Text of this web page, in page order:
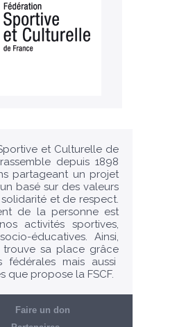
et Culturelle de
depuis 1898
partageant un projet
basé sur des valeurs
solidarité et de respect.
de la personne est
activités sportives,
éducatives. Ainsi,
sa place grâce
fédérales mais aussi
que propose la FSCF.
Faire un don